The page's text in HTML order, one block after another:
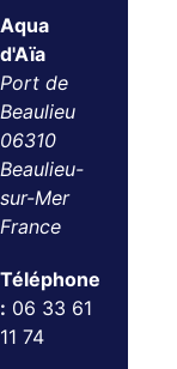
Aqua
d'Aïa
Port de
Beaulieu
06310
Beaulieu-
sur-Mer
France
Téléphone
: 06 33 61
11 74